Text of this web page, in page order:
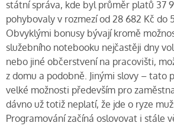
státní správa, kde byl průměr platů 37
pohybovaly v rozmezí od 28 682 Kč do
Obvyklými bonusy bývají kromě
služebního notebooku nejčastěji dny
nebo jiné občerstvení na pracovišti,
z domu a podobně. Jinými slovy – tato
velké možnosti především pro
dávno už totiž neplatí, že jde o ryze
Programování začíná oslovovat i stále